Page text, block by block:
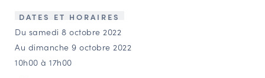
CONTACT
Agenda
DATES ET HORAIRES
Du samedi 8 octobre 2022
Au dimanche 9 octobre 2022
10h00 à 17h00